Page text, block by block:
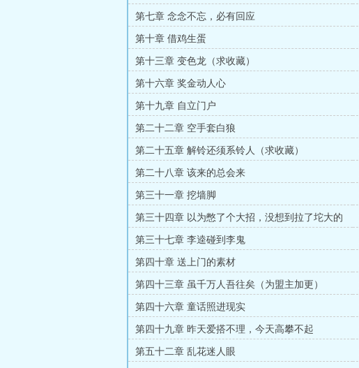
第七章 念念不忘，必有回应
第十章 借鸡生蛋
第十三章 变色龙（求收藏）
第十六章 奖金动人心
第十九章 自立门户
第二十二章 空手套白狼
第二十五章 解铃还须系铃人（求收藏）
第二十八章 该来的总会来
第三十一章 挖墙脚
第三十四章 以为憋了个大招，没想到拉了坨大的
第三十七章 李逵碰到李鬼
第四十章 送上门的素材
第四十三章 虽千万人吾往矣（为盟主加更）
第四十六章 童话照进现实
第四十九章 昨天爱搭不理，今天高攀不起
第五十二章 乱花迷人眼